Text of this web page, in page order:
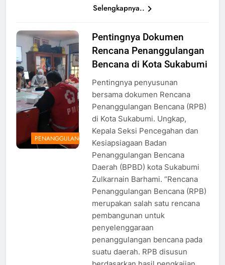
Selengkapnya..
PENANGGULANGAN
Pentingnya Dokumen
Rencana Penanggulangan
Bencana di Kota Sukabumi
Pentingnya penyusunan
bersama dokumen Rencana
Penanggulangan Bencana (RPB)
di Kota Sukabumi. Ungkap,
Kepala Seksi Pencegahan dan
Kesiapsiagaan Badan
Penanggulangan Bencana
Daerah (BPBD) kota Sukabumi
Zulkarnain Barhami. “Rencana
Penanggulangan Bencana (RPB)
merupakan salah satu rencana
pembangunan untuk
penyelenggaraan
penanggulangan bencana pada
suatu daerah. RPB disusun